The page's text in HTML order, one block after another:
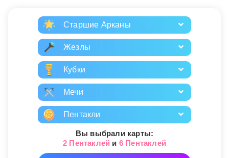
Старшие Арканы
Жезлы
Кубки
Мечи
Пентакли
Вы выбрали карты:
2 Пентаклей и 6 Пентаклей